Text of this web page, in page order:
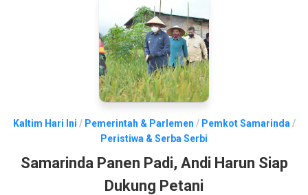
Kaltim Hari Ini / Pemerintah & Parlemen / Pemkot Samarinda /
Peristiwa & Serba Serbi
Samarinda Panen Padi, Andi Harun Siap
Dukung Petani